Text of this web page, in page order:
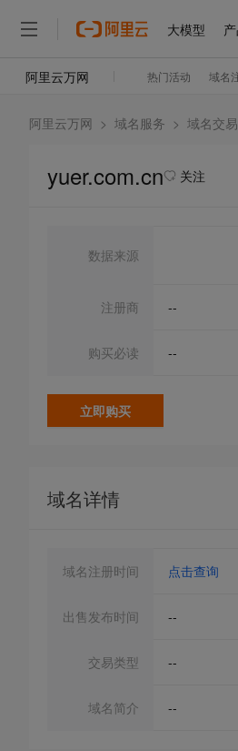
阿里云万网 > 域名服务 > 域名交易
yuer.com.cn 关注
数据来源
注册商 --
购买必读 --
立即购买
域名详情
域名注册时间 点击查询
出售发布时间 --
交易类型 --
域名简介 --